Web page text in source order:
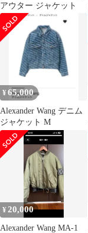
アウター ジャケット
¥65,000
Alexander Wang デニム
ジャケット M
¥ 20,000
Alexander Wang MA-1